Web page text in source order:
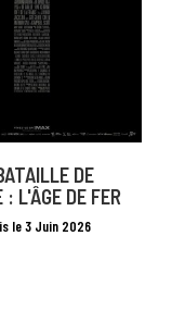
DE
: L'ÂGE DE FER
le 3 Juin 2026